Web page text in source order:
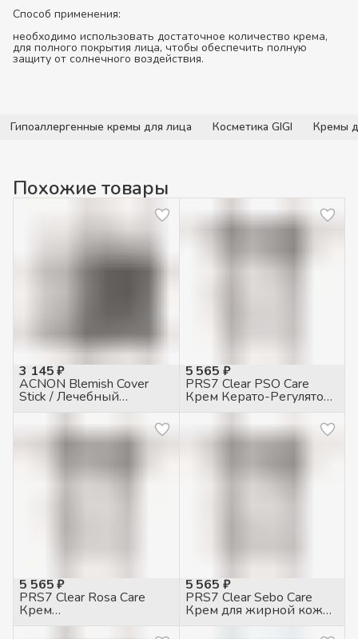
Способ применения:
необходимо использовать достаточное количество крема,
для полного покрытия лица, чтобы обеспечить полную
защиту от солнечного воздействия.
Гипоаллергенные кремы для лица Косметика GIGI Кремы
Похожие товары
3 145 ₽
ACNON Blemish Cover
Stick / Лечебный
карандаш для жирной и
проблемной кожи, 5гр
5 565 ₽
PRS7 Clear PSO Care
Крем Керато-Регулятор
при псориазе, 50мл
5 565 ₽
PRS7 Clear Rosa Care
Крем
противогиперемический
5 565 ₽
PRS7 Clear Sebo Care
Крем для жирной кожи